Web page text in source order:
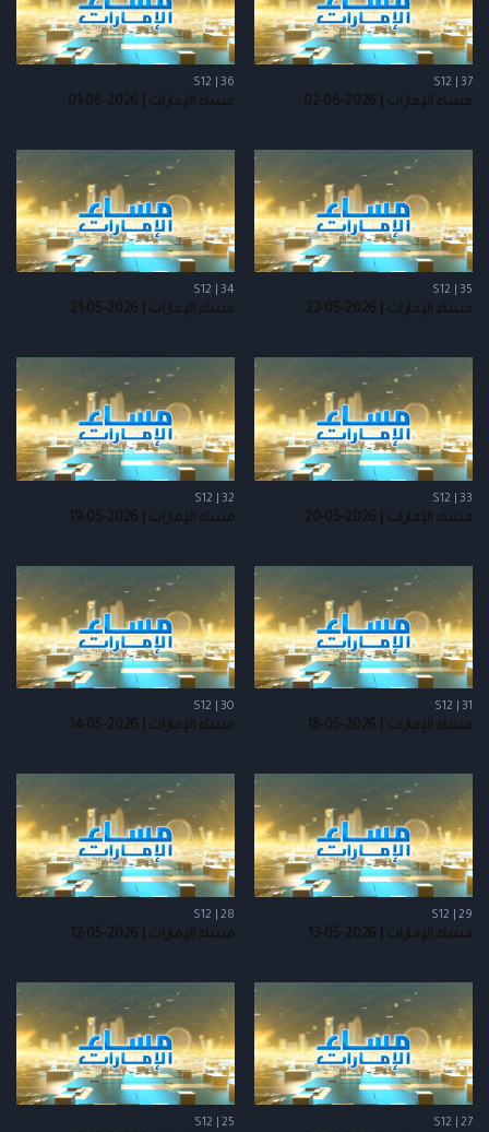
S12 | 37
مساء الإمارات | 2026-06-02
S12 | 36
مساء الإمارات | 2026-06-01
S12 | 35
مساء الإمارات | 2026-05-22
S12 | 34
مساء الإمارات | 2026-05-21
S12 | 33
مساء الإمارات | 2026-05-20
S12 | 32
مساء الإمارات | 2026-05-19
S12 | 31
مساء الإمارات | 2026-05-18
S12 | 30
مساء الإمارات | 2026-05-14
S12 | 29
مساء الإمارات | 2026-05-13
S12 | 28
مساء الإمارات | 2026-05-12
S12 | 27
S12 | 25